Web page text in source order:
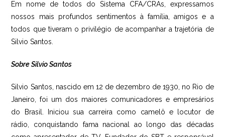
Em nome de todos do Sistema CFA/CRAs, expressamos
nossos mais profundos sentimentos à família, amigos e a
todos que tiveram o privilégio de acompanhar a trajetória de
Silvio Santos.
Sobre Silvio Santos
Silvio Santos, nascido em 12 de dezembro de 1930, no Rio de
Janeiro, foi um dos maiores comunicadores e empresários
do Brasil. Iniciou sua carreira como camelô e locutor de
rádio, conquistando fama nacional ao longo das décadas